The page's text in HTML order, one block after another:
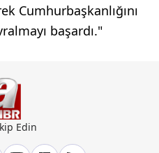
Cumhurbaşkanlığını
başardı."
Edin